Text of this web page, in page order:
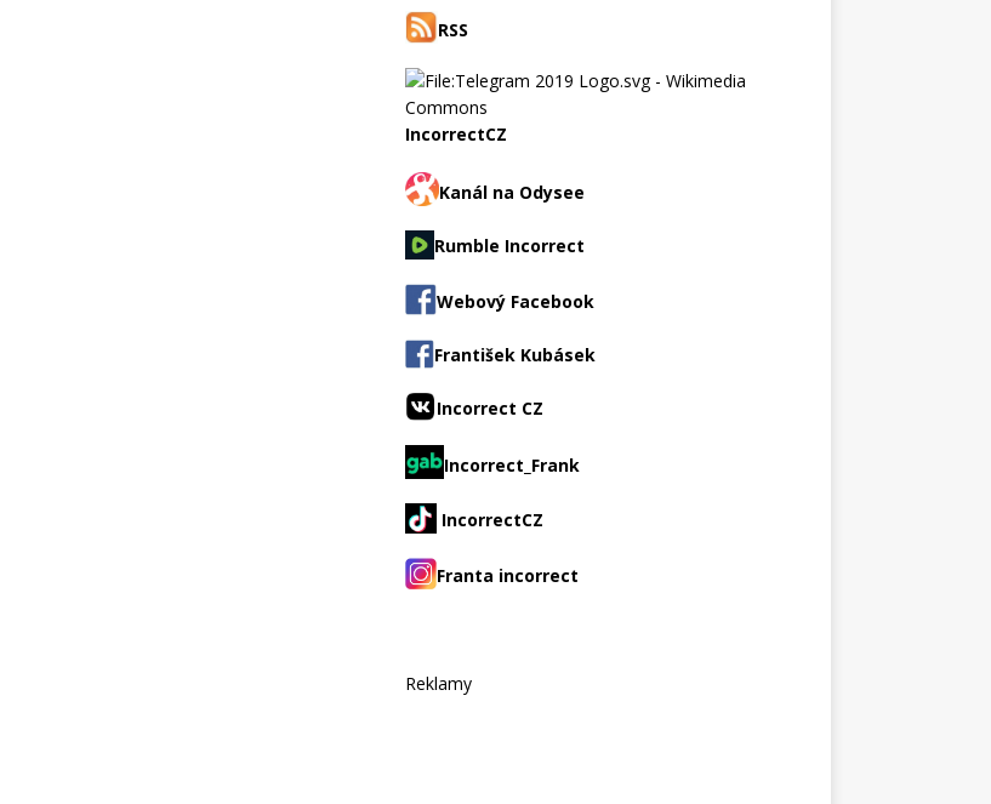
RSS
IncorrectCZ
Kanál na Odysee
Rumble Incorrect
Webový Facebook
František Kubásek
Incorrect CZ
Incorrect_Frank
IncorrectCZ
Franta incorrect
Reklamy